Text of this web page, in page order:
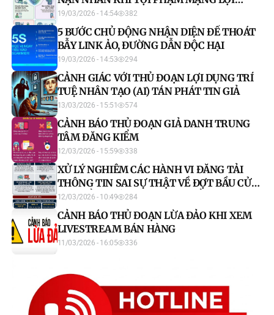
DỤNG AI
19/03/2026 - 14:54 382
5 BƯỚC CHỦ ĐỘNG NHẬN DIỆN ĐỂ THOÁT
BẪY LINK ẢO, ĐƯỜNG DẪN ĐỘC HẠI
19/03/2026 - 14:53 294
CẢNH GIÁC VỚI THỦ ĐOẠN LỢI DỤNG TRÍ
TUỆ NHÂN TẠO (AI) TÁN PHÁT TIN GIẢ
13/03/2026 - 15:51 574
CẢNH BÁO THỦ ĐOẠN GIẢ DANH TRUNG
TÂM ĐĂNG KIỂM
12/03/2026 - 15:59 338
XỬ LÝ NGHIÊM CÁC HÀNH VI ĐĂNG TẢI
THÔNG TIN SAI SỰ THẬT VỀ ĐỢT BẦU CỬ
ĐẠI BIỂU QUỐC HỘI VÀ ĐẠI BIỂU HĐND CÁC
CẤP NHIỆM KỲ 2026 2031
12/03/2026 - 10:49 284
CẢNH BÁO THỦ ĐOẠN LỪA ĐẢO KHI XEM
LIVESTREAM BÁN HÀNG
11/03/2026 - 16:05 336